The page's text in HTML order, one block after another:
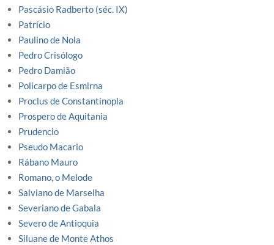
Pascásio Radberto (séc. IX)
Patrício
Paulino de Nola
Pedro Crisólogo
Pedro Damião
Policarpo de Esmirna
Proclus de Constantinopla
Prospero de Aquitania
Prudencio
Pseudo Macario
Rábano Mauro
Romano, o Melode
Salviano de Marselha
Severiano de Gabala
Severo de Antioquia
Siluane de Monte Athos